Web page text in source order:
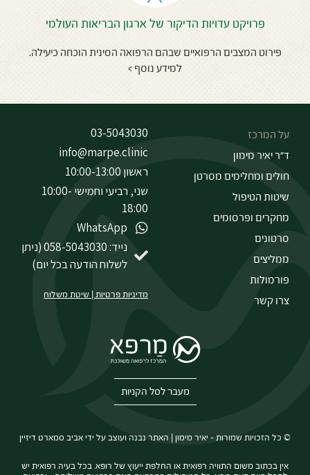
פרויקט עדויות הדיקור של ארגון הבריאות העולמי
פירוט המצבים הרפואיים שבהם הרפואה הסינית הוכחה כיעילה.
למידע נוסף >
על המרכז
ד״ר יאיר מימון
חולים ומחלימים מסרטן
שיטות הטיפול
מחקרים ופרסומים
סרטונים
ממליצים
פורמולות
צרו קשר
03-5043030
info@marpe.clinic
ראשון 10:00-13:00
שני, רביעי וחמישי 10:00-
18:00
WhatsApp
נייד: 058-5043030 (ניתן
לשלוח הודעה בכל יום)
מדיניות פרטיות שיטת משלוח
מעבר לסל הקניות
© כל הזכויות שמורות – יאיר מימון | האתר נבנה ועוצב על ידיאביב סמארט דיזיין
אין בכתוב משום התוויה רפואית או החלפת ייעוץ של רופא. בכל בעיה רפואית יש